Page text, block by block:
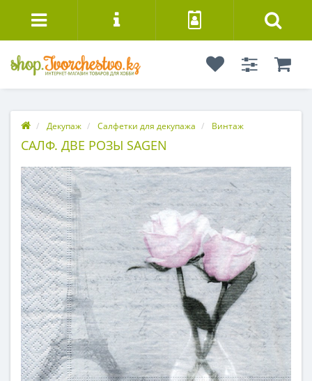
Декупаж Салфетки для декупажа Винтаж
САЛФ. ДВЕ РОЗЫ SAGEN